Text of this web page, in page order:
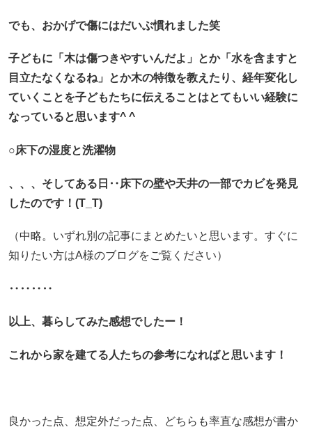
でも、おかげで傷にはだいぶ慣れました笑
子どもに「木は傷つきやすいんだよ」とか「水を含ますと
目立たなくなるね」とか木の特徴を教えたり、経年変化し
ていくことを子どもたちに伝えることはとてもいい経験に
なっていると思います^ ^
○床下の湿度と洗濯物
、、、そしてある日‥床下の壁や天井の一部でカビを発見
したのです！(T_T)
（中略。いずれ別の記事にまとめたいと思います。すぐに
知りたい方はA様のブログをご覧ください）
‥‥‥‥
以上、暮らしてみた感想でしたー！
これから家を建てる人たちの参考になればと思います！
良かった点、想定外だった点、どちらも率直な感想が書か